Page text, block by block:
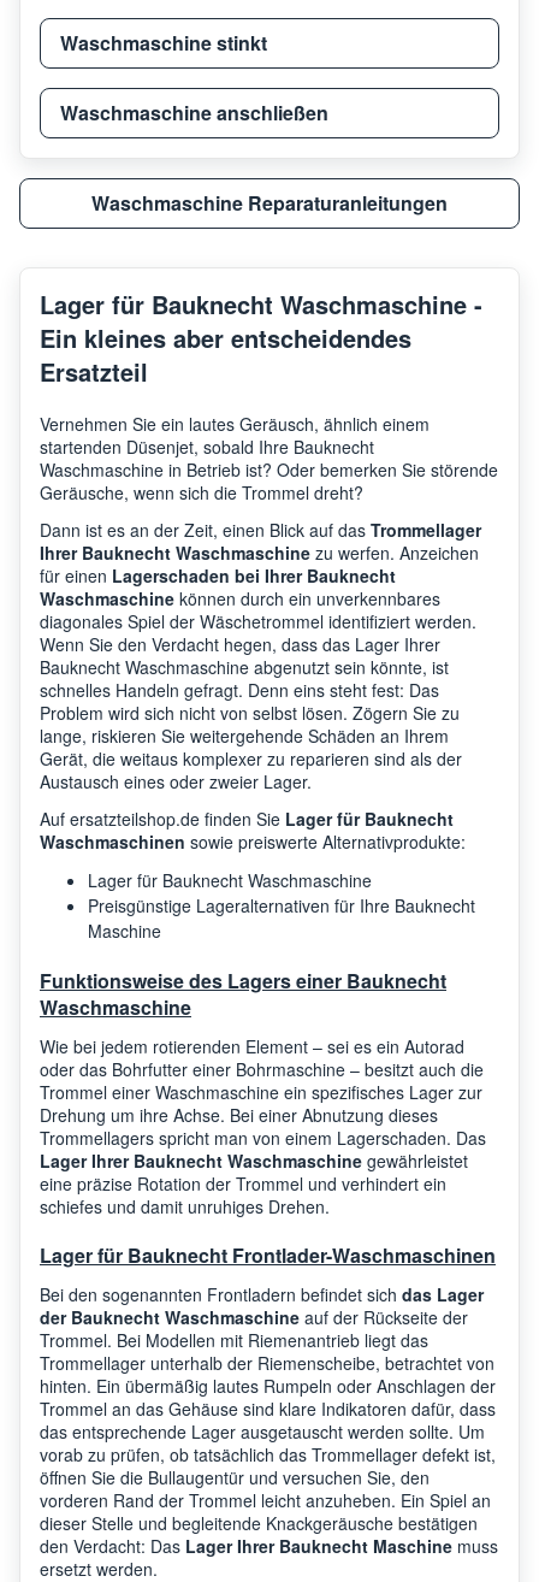
WS-GB
Bauknecht WT 880 GB
Bauknecht
WT890WS WT 890
TURBO
Bauknecht
C/WS-F WASCHT
Bauknecht WT 890 TUR/WS
Bauknecht
WT890CWS WT 890
C/WS-C
WT 9640 A WS-ROK
Bauknecht
WT 871 C/WS-GB
WASCH
Bauknecht
WT890WS WT 890 WS-
CH
Bauknecht WTK 88 WS
WT 9840 WS-NL
Bauknecht
CH
Bauknecht WT 890 WS
Bauknecht
WTE9842WS WTE
9842/1 WTE 9842 WS-
Bauknecht TYP 5325
Bauknecht WT 891 WS
Bauknecht
WT 871 C/BR-GB
WASCH
Bauknecht WTE 9845 WS-F
Waschmaschine stinkt
Waschmaschine anschließen
Waschmaschine Reparaturanleitungen
Lager für Bauknecht Waschmaschine -
Ein kleines aber entscheidendes
Ersatzteil
Vernehmen Sie ein lautes Geräusch, ähnlich einem
startenden Düsenjet, sobald Ihre Bauknecht
Waschmaschine in Betrieb ist? Oder bemerken Sie störende
Geräusche, wenn sich die Trommel dreht?
Dann ist es an der Zeit, einen Blick auf das Trommellager
Ihrer Bauknecht Waschmaschine zu werfen. Anzeichen
für einen Lagerschaden bei Ihrer Bauknecht
Waschmaschine können durch ein unverkennbares
diagonales Spiel der Wäschetrommel identifiziert werden.
Wenn Sie den Verdacht hegen, dass das Lager Ihrer
Bauknecht Waschmaschine abgenutzt sein könnte, ist
schnelles Handeln gefragt. Denn eins steht fest: Das
Problem wird sich nicht von selbst lösen. Zögern Sie zu
lange, riskieren Sie weitergehende Schäden an Ihrem
Gerät, die weitaus komplexer zu reparieren sind als der
Austausch eines oder zweier Lager.
Auf ersatzteilshop.de finden Sie Lager für Bauknecht
Waschmaschinen sowie preiswerte Alternativprodukte:
Lager für Bauknecht Waschmaschine
Preisgünstige Lageralternativen für Ihre Bauknecht
Maschine
Funktionsweise des Lagers einer Bauknecht
Waschmaschine
Wie bei jedem rotierenden Element – sei es ein Autorad
oder das Bohrfutter einer Bohrmaschine – besitzt auch die
Trommel einer Waschmaschine ein spezifisches Lager zur
Drehung um ihre Achse. Bei einer Abnutzung dieses
Trommellagers spricht man von einem Lagerschaden. Das
Lager Ihrer Bauknecht Waschmaschine gewährleistet
eine präzise Rotation der Trommel und verhindert ein
schiefes und damit unruhiges Drehen.
Lager für Bauknecht Frontlader-Waschmaschinen
Bei den sogenannten Frontladern befindet sich das Lager
der Bauknecht Waschmaschine auf der Rückseite der
Trommel. Bei Modellen mit Riemenantrieb liegt das
Trommellager unterhalb der Riemenscheibe, betrachtet von
hinten. Ein übermäßig lautes Rumpeln oder Anschlagen der
Trommel an das Gehäuse sind klare Indikatoren dafür, dass
das entsprechende Lager ausgetauscht werden sollte. Um
vorab zu prüfen, ob tatsächlich das Trommellager defekt ist,
öffnen Sie die Bullaugentür und versuchen Sie, den
vorderen Rand der Trommel leicht anzuheben. Ein Spiel an
dieser Stelle und begleitende Knackgeräusche bestätigen
den Verdacht: Das Lager Ihrer Bauknecht Maschine muss
ersetzt werden.